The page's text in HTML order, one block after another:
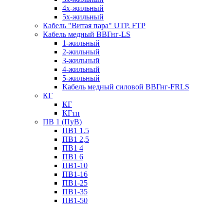
4х-жильный
5х-жильный
Кабель "Витая пара" UTP, FTP
Кабель медный ВВГнг-LS
1-жильный
2-жильный
3-жильный
4-жильный
5-жильный
Кабель медный силовой ВВГнг-FRLS
КГ
КГ
КГтп
ПВ 1 (ПуВ)
ПВ1 1.5
ПВ1 2,5
ПВ1 4
ПВ1 6
ПВ1-10
ПВ1-16
ПВ1-25
ПВ1-35
ПВ1-50